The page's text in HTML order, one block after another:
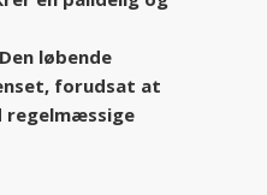
løbende
forudsat at
regelmæssige